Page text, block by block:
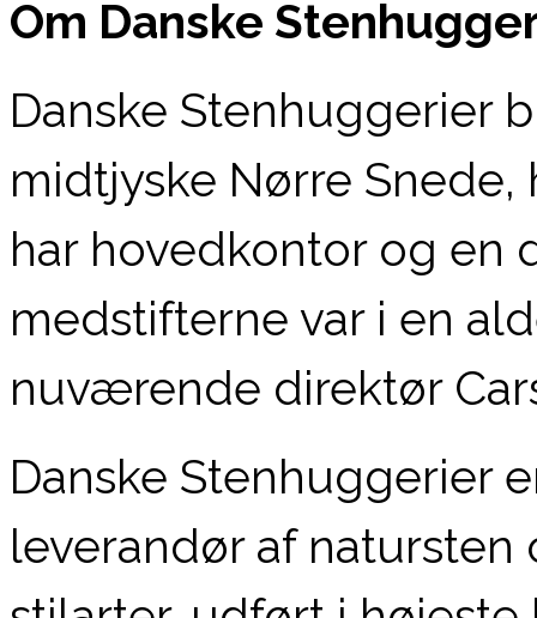
Om Danske
Danske Stenhuggerier
midtjyske Nørre
har hovedkontor og en
medstifterne var i en
nuværende direktør
Danske Stenhuggerier
leverandør af